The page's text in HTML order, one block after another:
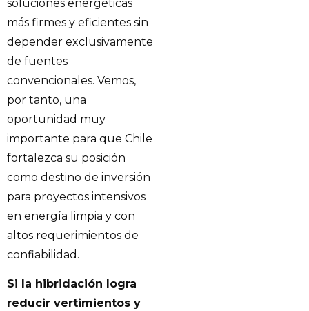
soluciones energéticas
más firmes y eficientes sin
depender exclusivamente
de fuentes
convencionales. Vemos,
por tanto, una
oportunidad muy
importante para que Chile
fortalezca su posición
como destino de inversión
para proyectos intensivos
en energía limpia y con
altos requerimientos de
confiabilidad.
Si la hibridación logra
reducir vertimientos y